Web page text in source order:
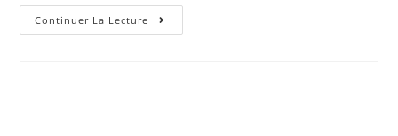
Continuer La Lecture